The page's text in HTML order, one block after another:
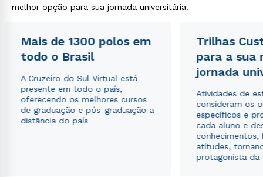
melhor opção para sua jornada universitária.
Mais de 1300 polos em
todo o Brasil
A Cruzeiro do Sul Virtual está
presente em todo o país,
oferecendo os melhores cursos
de graduação e pós-graduação a
distância do país
Trilhas
para a sua
jornada
Atividades de
consideram os
específicos e
cada aluno e
conhecimentos,
atitudes,
protagonista da
Estou de acordo com a Política de Privacidade.
autorizo que meus dados sejam utilizados para o
envio de conteúdos da Cruzeiro do Sul.